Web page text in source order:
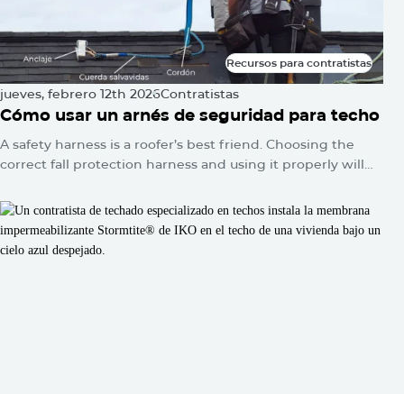
Recursos para contratistas
Recursos para contratistas
jueves, febrero 12th 2026Contratistas
Cómo usar un arnés de seguridad para techo
A safety harness is a roofer’s best friend. Choosing the
correct fall protection harness and using it properly will
correctly.